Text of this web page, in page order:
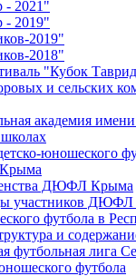
- 2021"
- 2019"
2019"
2018"
"Кубок
и сельских
академия
юношеского
ДЮФЛ Крыма
участников
футбола в
и
футбольная лига
футбола